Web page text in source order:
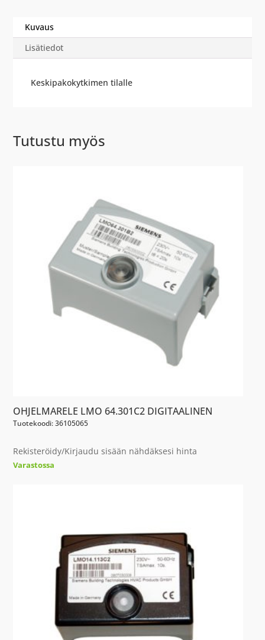
Kuvaus
Lisätiedot
Keskipakokytkimen tilalle
Tutustu myös
OHJELMARELE LMO 64.301C2 DIGITAALINEN
Tuotekoodi: 36105065
Rekisteröidy/Kirjaudu sisään nähdäksesi hinta
Varastossa